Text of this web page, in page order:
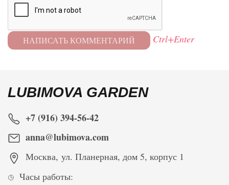
Ctrl+Enter
LUBIMOVA GARDEN
+7 (916) 394-56-42
anna@lubimova.com
Москва, ул. Планерная, дом 5, корпус 1
Часы работы: